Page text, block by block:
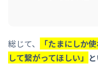
総じて、
「たまにしか
して繋がってほしい」